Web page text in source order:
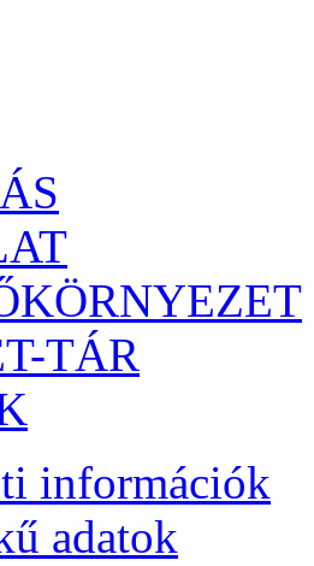
TÁR
információk
adatok